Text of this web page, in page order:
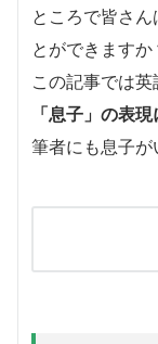
ところで皆さ
とができますか
この記事では
「息子」の表
筆者にも息子が